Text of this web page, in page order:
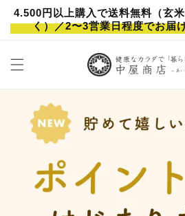
Skip to
content
4.500円以上購入で送料無料（玄
く）／2〜3営業日程度でお届